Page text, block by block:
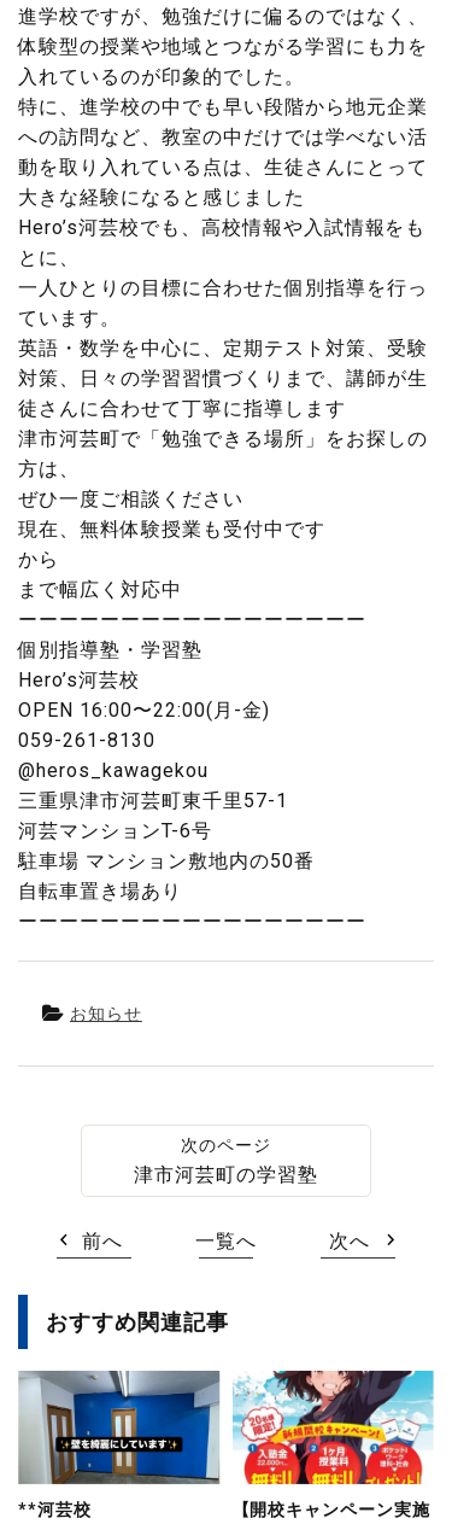
進学校ですが、勉強だけに偏るのではなく、
体験型の授業や地域とつながる学習にも力を
入れているのが印象的でした。
特に、進学校の中でも早い段階から地元企業
への訪問など、教室の中だけでは学べない活
動を取り入れている点は、生徒さんにとって
大きな経験になると感じました
Hero’s河芸校でも、高校情報や入試情報をも
とに、
一人ひとりの目標に合わせた個別指導を行っ
ています。
英語・数学を中心に、定期テスト対策、受験
対策、日々の学習習慣づくりまで、講師が生
徒さんに合わせて丁寧に指導します️
津市河芸町で「勉強できる場所」をお探しの
方は、
ぜひ一度ご相談ください
現在、無料体験授業も受付中です
から
まで幅広く対応中
ーーーーーーーーーーーーーーーーー
個別指導塾・学習塾
Hero’s河芸校
OPEN 16:00〜22:00(月-金)
059-261-8130
@heros_kawagekou
三重県津市河芸町東千里57-1
河芸マンションT-6号
駐車場 マンション敷地内の50番
自転車置き場あり
ーーーーーーーーーーーーーーーーー
お知らせ
津市河芸町の学習塾
前へ 一覧へ 次へ
おすすめ関連記事
**河芸校 【開校キャンペーン実施